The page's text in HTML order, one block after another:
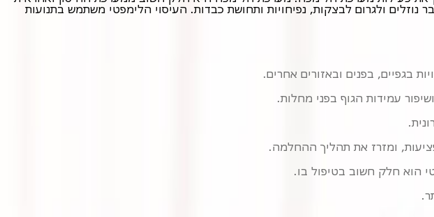
בגפיים, בפנים ובאזורים אחרים.
עמידות הגוף בפני מחלות.
ומזרז את תהליך ההחלמה.
הוא חלק חשוב בטיפול בו.